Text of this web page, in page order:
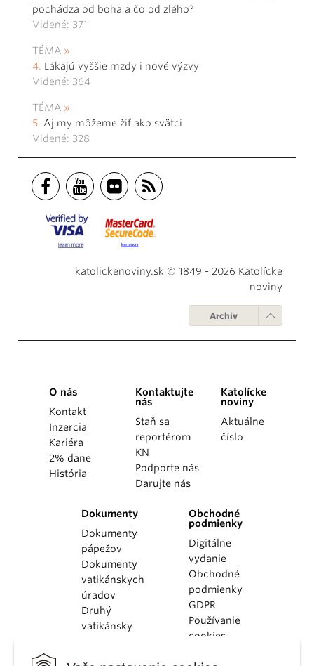
pochádza od boha a čo od zlého?
Videné: 371
TÉMA
Lákajú vyššie mzdy i nové výzvy
Videné: 364
TÉMA
Aj my môžeme žiť ako svätci
Videné: 328
katolickenoviny.sk © 1849 - 2026 Katolícke
noviny
Archív
O nás
Kontakt
Inzercia
Kariéra
2% dane
História
Kontaktujte
nás
Staň sa
reportérom
KN
Podporte nás
Darujte nás
Katolícke
noviny
Aktuálne
číslo
Dokumenty
Dokumenty
pápežov
Dokumenty
vatikánskych
úradov
Druhý
vatikánsky
Obchodné
podmienky
Digitálne
vydanie
Obchodné
podmienky
GDPR
Používanie
cookies